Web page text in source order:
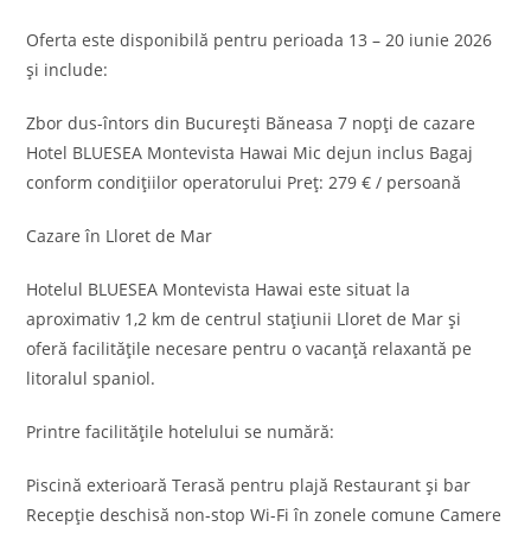
Oferta este disponibilă pentru perioada 13 – 20 iunie 2026
și include:
Zbor dus-întors din București Băneasa 7 nopți de cazare
Hotel BLUESEA Montevista Hawai Mic dejun inclus Bagaj
conform condițiilor operatorului Preț: 279 € / persoană
Cazare în Lloret de Mar
Hotelul BLUESEA Montevista Hawai este situat la
aproximativ 1,2 km de centrul stațiunii Lloret de Mar și
oferă facilitățile necesare pentru o vacanță relaxantă pe
litoralul spaniol.
Printre facilitățile hotelului se numără:
Piscină exterioară Terasă pentru plajă Restaurant și bar
Recepție deschisă non-stop Wi-Fi în zonele comune Camere